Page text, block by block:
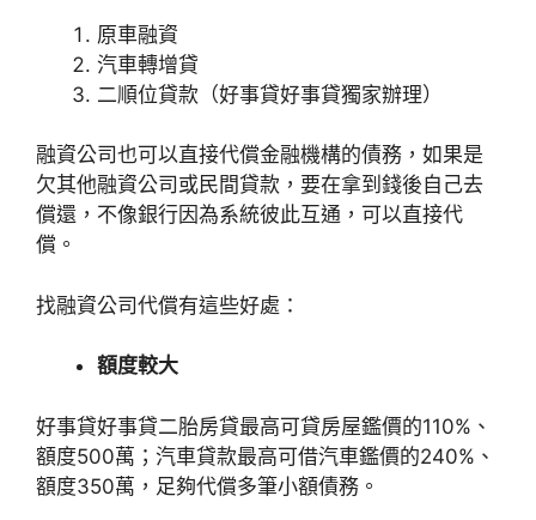
原車融資
汽車轉增貸
二順位貸款（好事貸好事貸獨家辦理）
融資公司也可以直接代償金融機構的債務，如果是
欠其他融資公司或民間貸款，要在拿到錢後自己去
償還，不像銀行因為系統彼此互通，可以直接代
償。
找融資公司代償有這些好處：
額度較大
好事貸好事貸二胎房貸最高可貸房屋鑑價的110%、
額度500萬；汽車貸款最高可借汽車鑑價的240%、
額度350萬，足夠代償多筆小額債務。